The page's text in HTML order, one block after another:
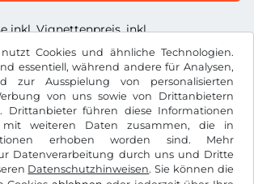
Cookies und ähnliche Technologien.
essentiell, während andere für Analysen,
zur Ausspielung von personalisierten
von uns sowie von Drittanbietern
Drittanbieter führen diese Informationen
mit weiteren Daten zusammen, die in
erhoben worden sind. Mehr
Datenverarbeitung durch uns und Dritte
Datenschutzhinweisen. Sie können die
inkl. Vignettenpreis, inkl.
und inkl. der gesetzl. MwSt.
Instagram